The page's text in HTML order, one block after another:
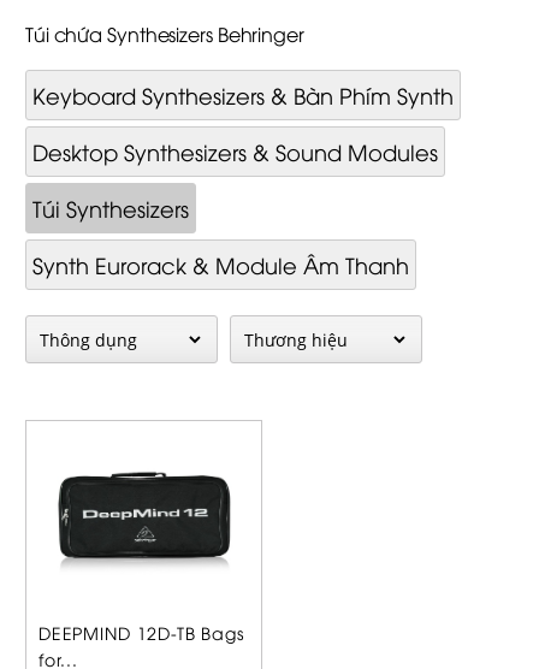
Túi chứa Synthesizers Behringer
Keyboard Synthesizers & Bàn Phím Synth
Desktop Synthesizers & Sound Modules
Túi Synthesizers
Synth Eurorack & Module Âm Thanh
DEEPMIND 12D-TB Bags
for...